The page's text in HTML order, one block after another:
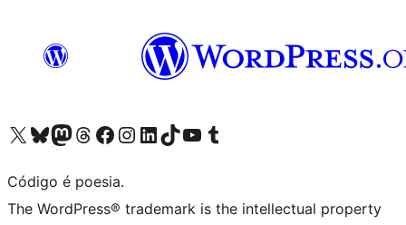
Visite a nossa conta X (antigo Twitter)
Visit our Bluesky account
Visit our Mastodon account
Visit our Threads account
Visite a nossa página do Facebook
Visite a nossa conta no Instagram
Visite a nossa conta no LinkedIn
Visit our TikTok account
Visit our YouTube channel
Visit our Tumblr account
Código é poesia.
The WordPress® trademark is the intellectual property